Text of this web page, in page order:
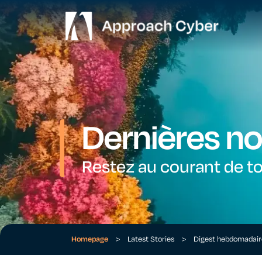
Dernières
Restez au courant de
Homepage > Latest Stories > Digest